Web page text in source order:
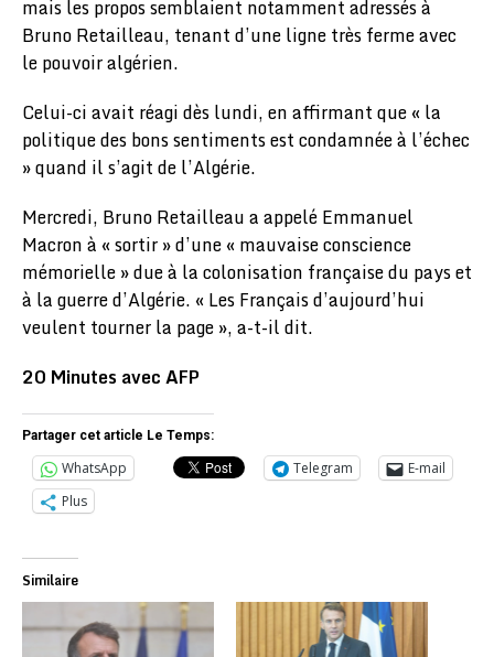
mais les propos semblaient notamment adressés à
Bruno Retailleau, tenant d’une ligne très ferme avec
le pouvoir algérien.
Celui-ci avait réagi dès lundi, en affirmant que « la
politique des bons sentiments est condamnée à l’échec
» quand il s’agit de l’Algérie.
Mercredi, Bruno Retailleau a appelé Emmanuel
Macron à « sortir » d’une « mauvaise conscience
mémorielle » due à la colonisation française du pays et
à la guerre d’Algérie. « Les Français d’aujourd’hui
veulent tourner la page », a-t-il dit.
20 Minutes avec AFP
Partager cet article Le Temps:
WhatsApp Telegram
E-mail
Plus
Similaire